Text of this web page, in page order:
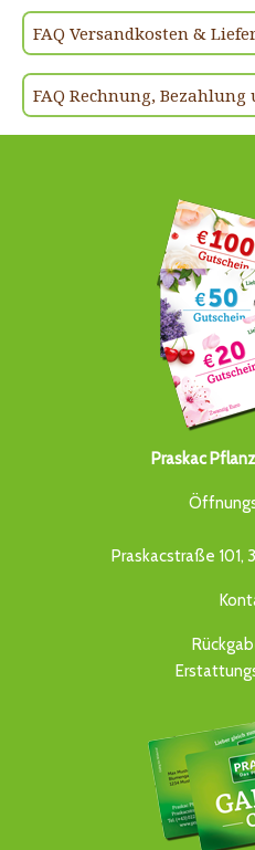
FAQ Versandkosten &
FAQ Rechnung,
Praskac
Praskacstraße 101,